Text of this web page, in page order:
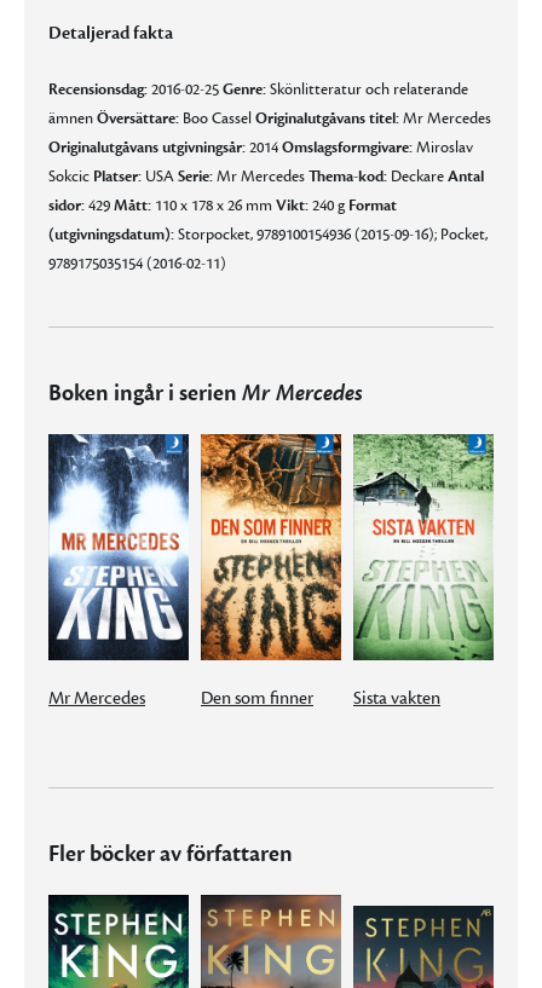
Detaljerad fakta
Recensionsdag:2016-02-25Genre:Skönlitteratur och relaterande
ämnenÖversättare: Boo CasselOriginalutgåvans titel:Mr Mercedes
Originalutgåvans utgivningsår:2014Omslagsformgivare:Miroslav
Sokcic Platser: USASerie:Mr MercedesThema-kod: DeckareAntal
sidor:429Mått: 110 x 178 x 26 mmVikt:240 g Format
(utgivningsdatum):Storpocket, 9789100154936 (2015-09-16); Pocket,
9789175035154 (2016-02-11)
Boken ingår i serien Mr Mercedes
Mr Mercedes Den som finner Sista vakten
Fler böcker av författaren